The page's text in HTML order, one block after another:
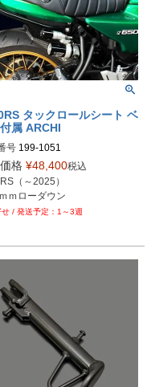
タックロールシート ベ
属 ARCHI
号 199-1051
格 ¥48,400税込
（～2025）
ｍローダウン
1～3週